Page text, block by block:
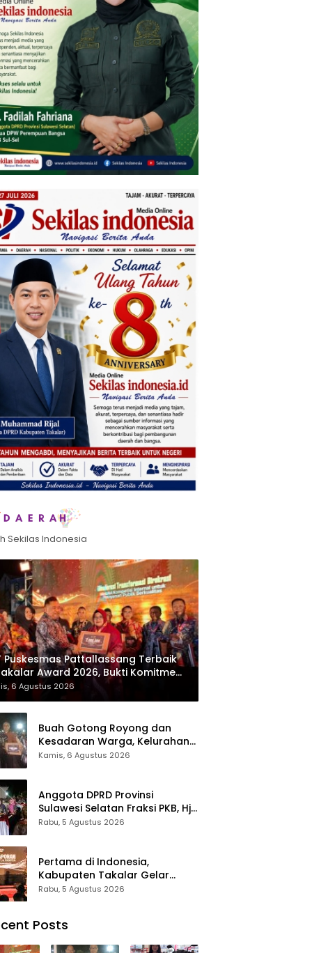
Sekilas Indonesia
Puskesmas Pattallassang Terbaik
Award 2026, Bukti Komitmen
Pelayanan Kesehatan
6 Agustus 2026
Buah Gotong Royong dan
Kesadaran Warga, Kelurahan
Patte’ne Menjadi Bintang
Kamis, 6 Agustus 2026
Anggota DPRD Provinsi
Sulawesi Selatan Fraksi PKB, Hj.
Fadilah Fahriana Hadiri Dan
Pengabdian Melalui Malam
Apresiasi dan Inovasi Award
2026
Rabu, 5 Agustus 2026
Pertama di Indonesia,
Kabupaten Takalar Gelar
Malam Apresiasi dan Inovasi
Publik Berprestasi
Rabu, 5 Agustus 2026
Posts